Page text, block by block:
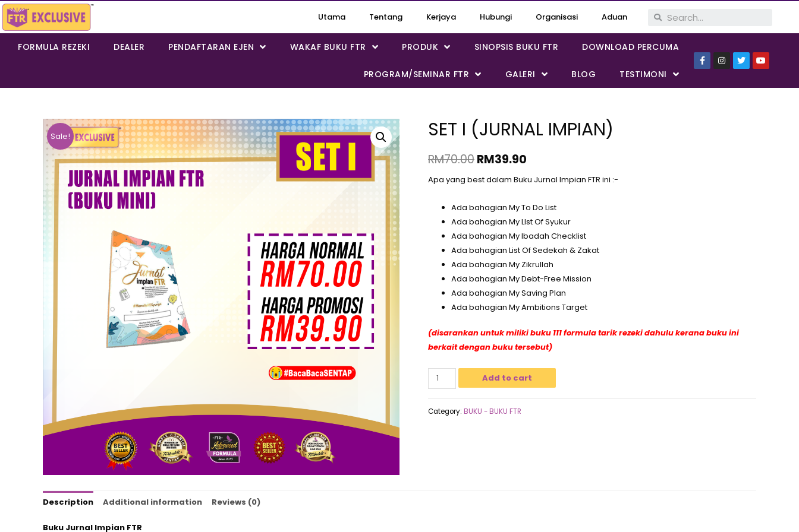
Utama Tentang Kerjaya Hubungi Organisasi Aduan
FORMULA REZEKI DEALER PENDAFTARAN EJEN WAKAF BUKU FTR PRODUK SINOPSIS BUKU FTR DOWNLOAD PERCUMA
PROGRAM/SEMINAR FTR GALERI BLOG TESTIMONI
Sale! SET I (JURNAL IMPIAN)
RM70.00RM39.90
Apa yang best dalam Buku Jurnal Impian FTR ini :-
Ada bahagian My To Do List
Ada bahagian My LIst Of Syukur
Ada bahagian My Ibadah Checklist
Ada bahagian List Of Sedekah & Zakat
Ada bahagian My Zikrullah
Ada bahagian My Debt-Free Mission
Ada bahagian My Saving Plan
Ada bahagian My Ambitions Target
(disarankan untuk miliki buku 111 formula tarik rezeki dahulu kerana buku ini
berkait dengan buku tersebut)
Add to cart
Category: BUKU - BUKU FTR
Description Additional information Reviews (0)
Buku Jurnal Impian FTR